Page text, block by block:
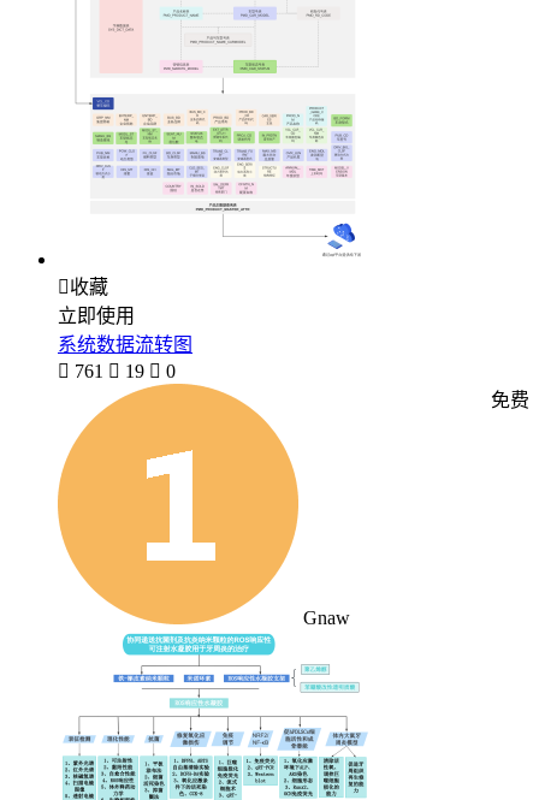
收藏
立即使用
系统数据流转图
 761  19  0
Gnaw
免费